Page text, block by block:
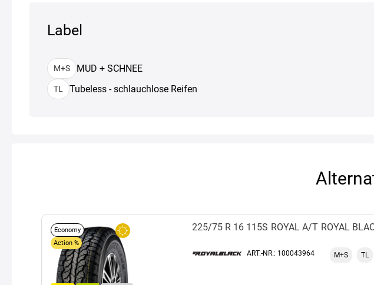
Label
M+S MUD + SCHNEE
TL Tubeless - schlauchlose Reifen
Economy
Action %
ROYAL
ROYAL A/T
225/75 R 16 115S
ART.-NR.: 100043964 M+S TL